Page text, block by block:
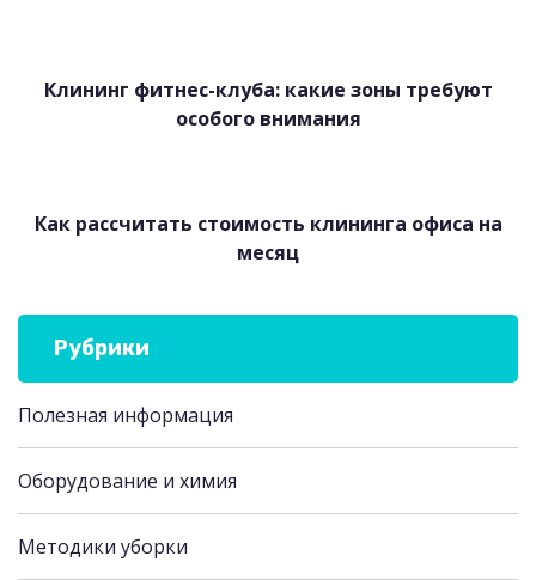
Клининг фитнес-клуба: какие зоны требуют
особого внимания
Как рассчитать стоимость клининга офиса на
месяц
Рубрики
Полезная информация
Оборудование и химия
Методики уборки